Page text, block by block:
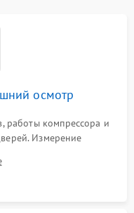
осмотр
работы компрессора и
Измерение
термостата и
дисплея.